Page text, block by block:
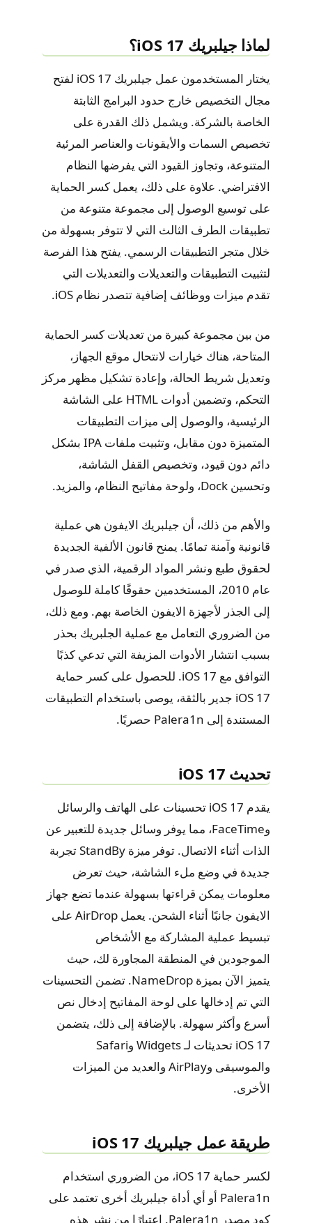
لماذا جيلبريك iOS 17؟
يختار المستخدمون عمل جيلبريك iOS 17 لفتح
مجال التخصيص خارج حدود البرامج الثابتة
الخاصة بالشركة. ويشمل ذلك القدرة على
تخصيص السمات والأيقونات والعناصر المرئية
المتنوعة، وتجاوز القيود التي يفرضها النظام
الافتراضي. علاوة على ذلك، يعمل كسر الحماية
على توسيع الوصول إلى مجموعة متنوعة من
تطبيقات الطرف الثالث التي لا تتوفر بسهولة من
خلال متجر التطبيقات الرسمي. يفتح هذا الفرصة
لتثبيت التطبيقات والتعديلات والتعديلات التي
تقدم ميزات ووظائف إضافية تتصدر نظام iOS.
من بين مجموعة كبيرة من تعديلات كسر الحماية
المتاحة، هناك خيارات لانتحال موقع الجهاز،
وتعديل شريط الحالة، وإعادة تشكيل مظهر مركز
التحكم، وتضمين أدوات HTML على الشاشة
الرئيسية، والوصول إلى ميزات التطبيقات
المتميزة دون مقابل، وتثبيت ملفات IPA بشكل
دائم دون قيود، وتخصيص القفل الشاشة،
وتحسين Dock، ولوحة مفاتيح النظام، والمزيد.
والأهم من ذلك، أن جيلبريك الايفون هي عملية
قانونية وآمنة تمامًا. يمنح قانون الألفية الجديدة
لحقوق طبع ونشر المواد الرقمية، الذي صدر في
عام 2010، المستخدمين حقوقًا كاملة للوصول
إلى الجذر لأجهزة الايفون الخاصة بهم. ومع ذلك،
من الضروري التعامل مع عملية الجلبريك بحذر
بسبب انتشار الأدوات المزيفة التي تدعي كذبًا
التوافق مع iOS 17. للحصول على كسر حماية
iOS 17 جدير بالثقة، يوصى باستخدام التطبيقات
المستندة إلى Palera1n حصريًا.
تحديث iOS 17
يقدم iOS 17 تحسينات على الهاتف والرسائل
وFaceTime، مما يوفر وسائل جديدة للتعبير عن
الذات أثناء الاتصال. توفر ميزة StandBy تجربة
جديدة في وضع ملء الشاشة، حيث تعرض
معلومات يمكن قراءتها بسهولة عندما تضع جهاز
الايفون جانبًا أثناء الشحن. يعمل AirDrop على
تبسيط عملية المشاركة مع الأشخاص
الموجودين في المنطقة المجاورة لك، حيث
يتميز الآن بميزة NameDrop. تضمن التحسينات
التي تم إدخالها على لوحة المفاتيح إدخال نص
أسرع وأكثر سهولة. بالإضافة إلى ذلك، يتضمن
iOS 17 تحديثات لـ Widgets وSafari
والموسيقى وAirPlay والعديد من الميزات
الأخرى.
طريقة عمل جيلبريك iOS 17
لكسر حماية iOS 17، من الضروري استخدام
Palera1n أو أي أداة جيلبريك أخرى تعتمد على
كود مصدر Palera1n. اعتبارًا من نشر هذه